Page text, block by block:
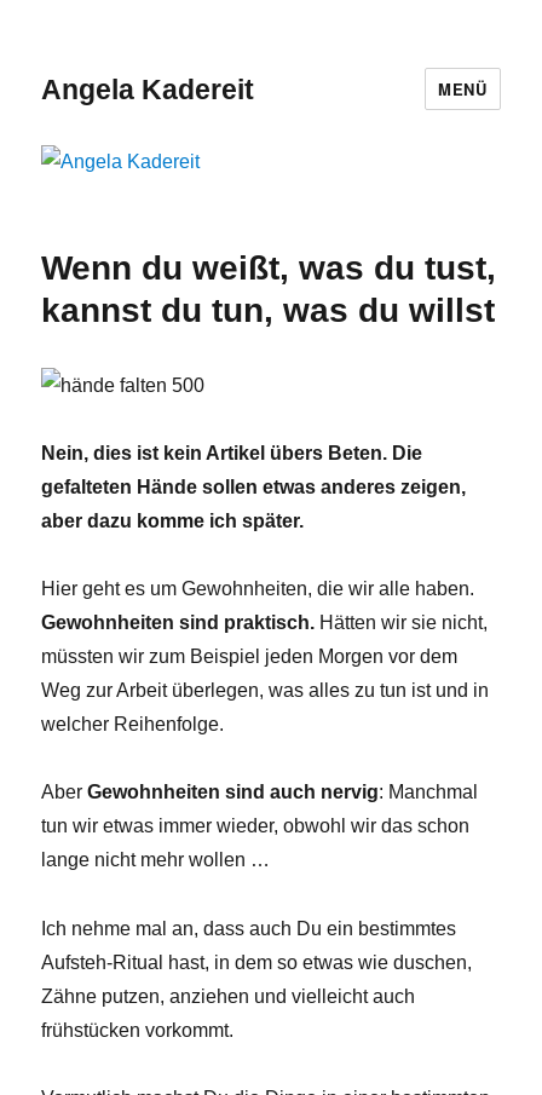
Angela Kadereit MENÜ
Wenn du weißt, was du tust,
kannst du tun, was du willst
Nein, dies ist kein Artikel übers Beten. Die
gefalteten Hände sollen etwas anderes zeigen,
aber dazu komme ich später.
Hier geht es um Gewohnheiten, die wir alle haben.
Gewohnheiten sind praktisch. Hätten wir sie nicht,
müssten wir zum Beispiel jeden Morgen vor dem
Weg zur Arbeit überlegen, was alles zu tun ist und in
welcher Reihenfolge.
AberGewohnheiten sind auch nervig: Manchmal
tun wir etwas immer wieder, obwohl wir das schon
lange nicht mehr wollen …
Ich nehme mal an, dass auch Du ein bestimmtes
Aufsteh-Ritual hast, in dem so etwas wie duschen,
Zähne putzen, anziehen und vielleicht auch
frühstücken vorkommt.